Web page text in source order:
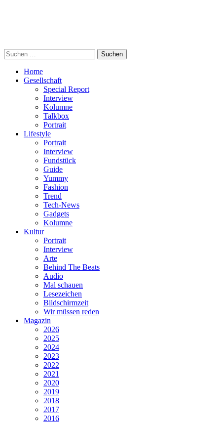
Suchen
nach:
Home
Gesellschaft
Special Report
Interview
Kolumne
Talkbox
Portrait
Lifestyle
Portrait
Interview
Fundstück
Guide
Yummy
Fashion
Trend
Tech-News
Gadgets
Kolumne
Kultur
Portrait
Interview
Arte
Behind The Beats
Audio
Mal schauen
Lesezeichen
Bildschirmzeit
Wir müssen reden
Magazin
2026
2025
2024
2023
2022
2021
2020
2019
2018
2017
2016